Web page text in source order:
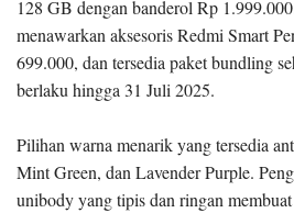
128 GB dengan banderol Rp
menawarkan aksesoris Redmi Smart
699.000, dan tersedia paket bundling
berlaku hingga 31 Juli 2025.
Pilihan warna menarik yang tersedia
Mint Green, dan Lavender Purple.
unibody yang tipis dan ringan